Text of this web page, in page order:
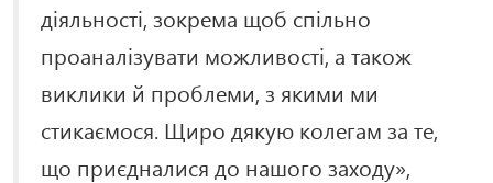
діяльності, зокрема щоб спільно
проаналізувати можливості, а також
виклики й проблеми, з якими ми
стикаємося. Щиро дякую колегам за те,
що приєдналися до нашого заходу»,